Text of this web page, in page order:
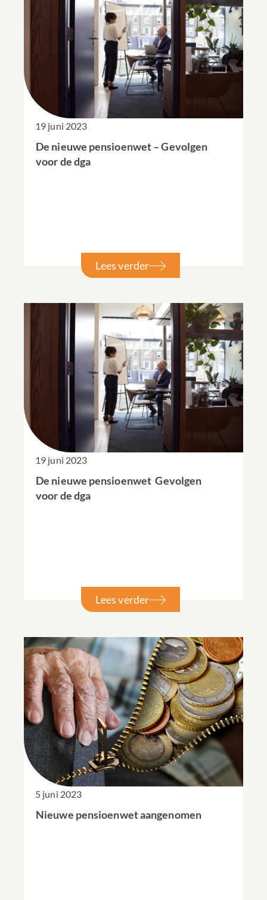
19 juni 2023
De nieuwe pensioenwet – Gevolgen
voor de dga
Lees verder
19 juni 2023
De nieuwe pensioenwet  Gevolgen
voor de dga
Lees verder
5 juni 2023
Nieuwe pensioenwet aangenomen